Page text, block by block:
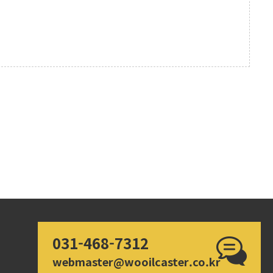
031-468-7312
webmaster@wooilcaster.co.kr